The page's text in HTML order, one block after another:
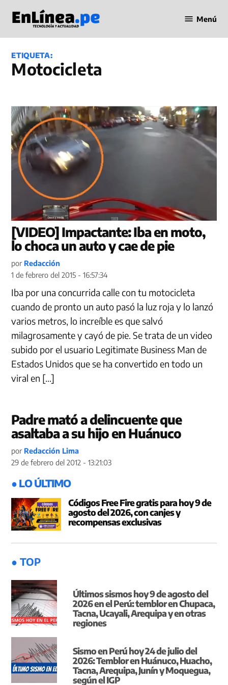
contenido
en Línea
Menú
ETIQUETA:
motocicleta
[VIDEO] Impactante: Iba en moto,
lo choca un auto y cae de pie
por Redacción
1 de febrero del 2015 - 16:57:34
Iba por una concurrida calle con tu motocicleta
cuando de pronto un auto pasó la luz roja y lo lanzó
varios metros, lo increíble es que salvó
milagrosamente y cayó de pie. Se trata de un video
subido por el usuario Legitimate Business Man de
Estados Unidos que se ha convertido en todo un
viral en […]
Padre mató a delincuente que
asaltaba a su hijo en Huánuco
por Redacción Lima
29 de febrero del 2012 - 13:21:03
● LO ÚLTIMO
Códigos Free Fire gratis para hoy 9 de
agosto del 2026, con canjes y
recompensas exclusivas
● TOP
Últimos sismos hoy 9 de agosto del
2026 en el Perú: temblor en Chupaca,
Tacna, Ucayali, Arequipa y en otras
regiones
Sismo en Perú hoy 24 de julio del
2026: Temblor en Huánuco, Huacho,
Tacna, Arequipa, Junín y Moquegua,
según el IGP